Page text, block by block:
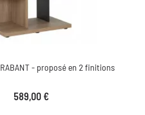
- proposé en 2 finitions
Prix
589,00 €